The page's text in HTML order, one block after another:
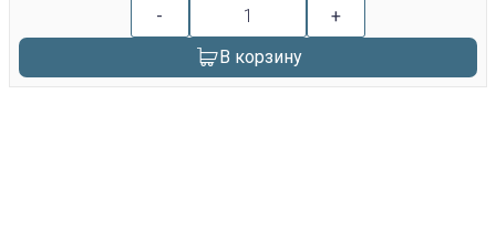
-
+
В корзину